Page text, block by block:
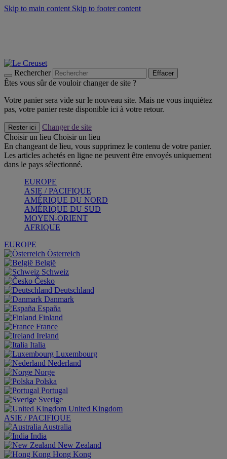
Skip to main content Skip to footer content
Rechercher Effacer
Êtes vous sûr de vouloir changer de site ?
Votre panier sera vide sur le nouveau site. Mais ne vous inquiétez
pas, votre panier reste disponible ici à votre retour.
Rester ici
Changer de site
Choisir un lieu Choisir un lieu
En changeant de lieu, vous supprimez le contenu de votre panier.
Les articles achetés en ligne ne peuvent être envoyés uniquement
dans le pays sélectionné.
EUROPE
ASIE / PACIFIQUE
AMÉRIQUE DU NORD
AMÉRIQUE DU SUD
MOYEN-ORIENT
AFRIQUE
EUROPE
Österreich
België
Schweiz
Česko
Deutschland
Danmark
España
Finland
France
Ireland
Italia
Luxembourg
Nederland
Norge
Polska
Portugal
Sverige
United Kingdom
ASIE / PACIFIQUE
Australia
India
New Zealand
Hong Kong